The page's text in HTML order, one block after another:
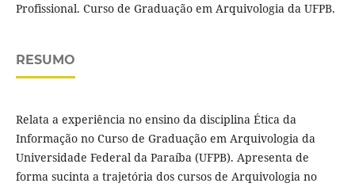
Profissional. Curso de Graduação em Arquivologia da UFPB.
RESUMO
Relata a experiência no ensino da disciplina Ética da
Informação no Curso de Graduação em Arquivologia da
Universidade Federal da Paraíba (UFPB). Apresenta de
forma sucinta a trajetória dos cursos de Arquivologia no